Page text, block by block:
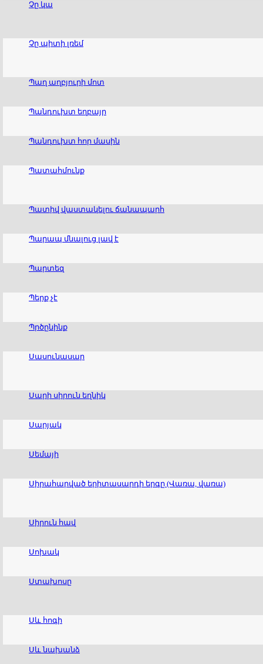
Չը կա
Չը պիտի լռեմ
Պաղ աղբյուրի մոտ
Պանդուխտ եղբայր
Պանդուխտ հոր մասին
Պատահմունք
Պատիվ վաստակելու ճանապարհ
Պարապ մնալուց լավ է
Պարտեզ
Պերք չէ
Պրծընինք
Սասունասար
Սարի սիրուն եղնիկ
Սարյակ
Սեմայի
Սիրահարված երիտասարդի երգը (Վառա, վառա)
Սիրուն հավ
Սոխակ
Ստախոսը
Սև հոգի
Սև նախանձ